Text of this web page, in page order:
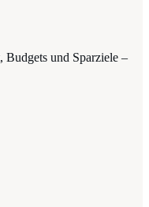
und Sparziele –